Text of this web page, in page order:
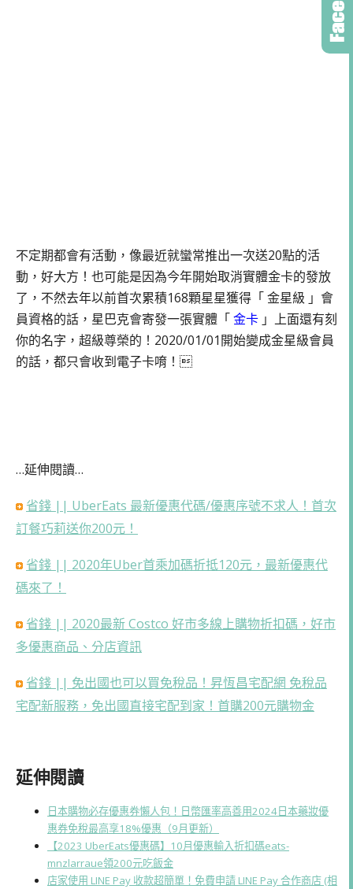
不定期都會有活動，像最近就蠻常推出一次送20點的活
動，好大方！也可能是因為今年開始取消實體金卡的發放
了，不然去年以前首次累積168顆星星獲得「 金星級 」會
員資格的話，星巴克會寄發一張實體「金卡 」上面還有刻
你的名字，超級尊榮的！2020/01/01開始變成金星級會員
的話，都只會收到電子卡唷！
…延伸閱讀…
省錢 || UberEats 最新優惠代碼/優惠序號不求人！首次
訂餐巧莉送你200元！
省錢 || 2020年Uber首乘加碼折抵120元，最新優惠代
碼來了！
省錢 || 2020最新 Costco 好市多線上購物折扣碼，好市
多優惠商品、分店資訊
省錢 || 免出國也可以買免稅品！昇恆昌宅配網 免稅品
宅配新服務，免出國直接宅配到家！首購200元購物金
延伸閱讀
日本購物必存優惠券懶人包！日幣匯率高善用2024日本藥妝優
惠券免稅最高享18%優惠（9月更新）
【2023 UberEats優惠碼】10月優惠輸入折扣碼eats-
mnzlarraue領200元吃飯金
店家使用 LINE Pay 收款超簡單！免費申請 LINE Pay 合作商店 (相